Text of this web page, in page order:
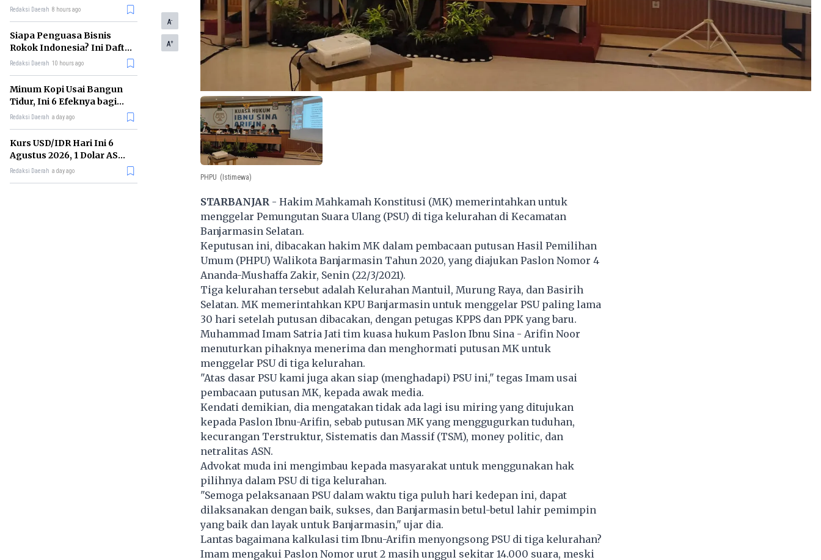
yang Paling Cocok
Redaksi Daerah 8 hours ago
Siapa Penguasa Bisnis
Rokok Indonesia? Ini Daftar
Perusahaan Terbesarnya
Redaksi Daerah 10 hours ago
Minum Kopi Usai Bangun
Tidur, Ini 6 Efeknya bagi
Kesehatan Tubuh
Redaksi Daerah a day ago
Kurs USD/IDR Hari Ini 6
Agustus 2026, 1 Dolar AS
Kini Berapa Rupiah?
Redaksi Daerah a day ago
A-
A+
PHPU (Istimewa)
STARBANJAR- Hakim Mahkamah Konstitusi (MK) memerintahkan untuk
menggelar Pemungutan Suara Ulang (PSU) di tiga kelurahan di Kecamatan
Banjarmasin Selatan.
Keputusan ini, dibacakan hakim MK dalam pembacaan putusan Hasil Pemilihan
Umum (PHPU) Walikota Banjarmasin Tahun 2020, yang diajukan Paslon Nomor 4
Ananda-Mushaffa Zakir, Senin (22/3/2021).
Tiga kelurahan tersebut adalah Kelurahan Mantuil, Murung Raya, dan Basirih
Selatan. MK memerintahkan KPU Banjarmasin untuk menggelar PSU paling lama
30 hari setelah putusan dibacakan, dengan petugas KPPS dan PPK yang baru.
Muhammad Imam Satria Jati tim kuasa hukum Paslon Ibnu Sina - Arifin Noor
menuturkan pihaknya menerima dan menghormati putusan MK untuk
menggelar PSU di tiga kelurahan.
"Atas dasar PSU kami juga akan siap (menghadapi) PSU ini," tegas Imam usai
pembacaan putusan MK, kepada awak media.
Kendati demikian, dia mengatakan tidak ada lagi isu miring yang ditujukan
kepada Paslon Ibnu-Arifin, sebab putusan MK yang menggugurkan tuduhan,
kecurangan Terstruktur, Sistematis dan Massif (TSM), money politic, dan
netralitas ASN.
Advokat muda ini mengimbau kepada masyarakat untuk menggunakan hak
pilihnya dalam PSU di tiga kelurahan.
"Semoga pelaksanaan PSU dalam waktu tiga puluh hari kedepan ini, dapat
dilaksanakan dengan baik, sukses, dan Banjarmasin betul-betul lahir pemimpin
yang baik dan layak untuk Banjarmasin," ujar dia.
Lantas bagaimana kalkulasi tim Ibnu-Arifin menyongsong PSU di tiga kelurahan?
Imam mengakui Paslon Nomor urut 2 masih unggul sekitar 14.000 suara, meski